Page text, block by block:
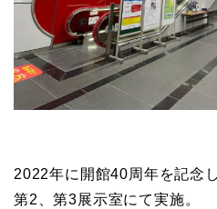
2022年に開館40周年を記念
第2、第3展示室にて実施。